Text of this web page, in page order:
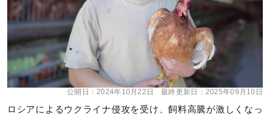
公開日：2024年10月22日 最終更新日： 2025年09月10日
ロシアによるウクライナ侵攻を受け、飼料高騰が激しくなっ